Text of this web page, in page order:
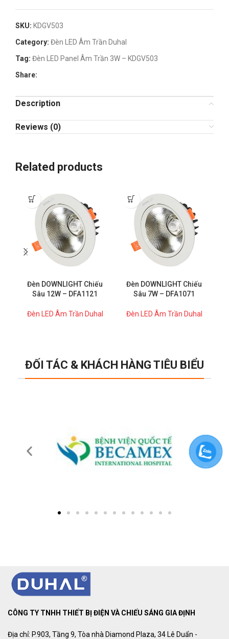
SKU: KDGV503
Category: Đèn LED Âm Trần Duhal
Tag: Đèn LED Panel Âm Trần 3W – KDGV503
Share:
Description
Reviews (0)
Related products
Đèn DOWNLIGHT Chiếu
Sâu 12W – DFA1121
Đèn LED Âm Trần Duhal
Đèn DOWNLIGHT Chiếu
Sâu 7W – DFA1071
Đèn LED Âm Trần Duhal
ĐỐI TÁC & KHÁCH HÀNG TIÊU BIỂU
CÔNG TY TNHH THIẾT BỊ ĐIỆN VÀ CHIẾU SÁNG GIA ĐỊNH
Địa chỉ: P.903, Tầng 9, Tòa nhà Diamond Plaza, 34 Lê Duẩn -